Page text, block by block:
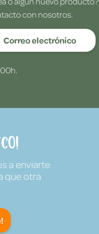
con nosotros.
Correo electrónico
a enviarte
que otra